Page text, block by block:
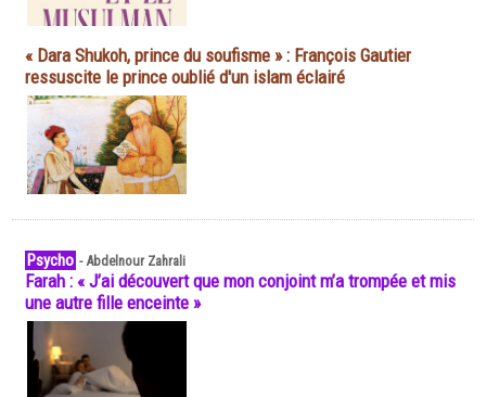
« Dara Shukoh, prince du soufisme » : François Gautier
ressuscite le prince oublié d'un islam éclairé
Psycho -Abdelnour Zahrali
Farah : « J’ai découvert que mon conjoint m’a trompée et mis
une autre fille enceinte »